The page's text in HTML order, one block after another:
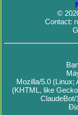
©
Contact:
Mozilla/5.0 (Linux;
(KHTML, like